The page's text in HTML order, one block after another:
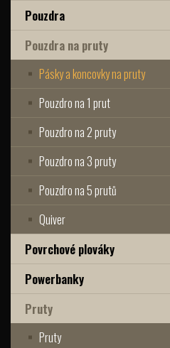
Pouzdra
Pouzdra na pruty
Pásky a koncovky na pruty
Pouzdro na 1 prut
Pouzdro na 2 pruty
Pouzdro na 3 pruty
Pouzdro na 5 prutů
Quiver
Povrchové plováky
Powerbanky
Pruty
Pruty